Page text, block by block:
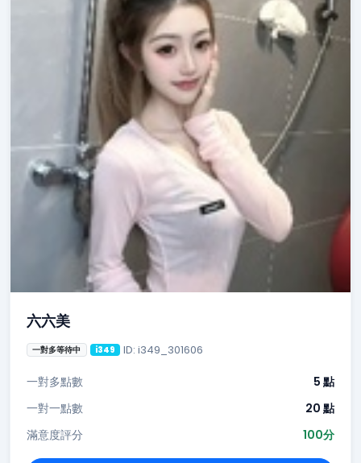
六六美
一對多等待中 i349 ID: i349_301606
一對多點數
5 點
一對一點數
20 點
滿意度評分
100分